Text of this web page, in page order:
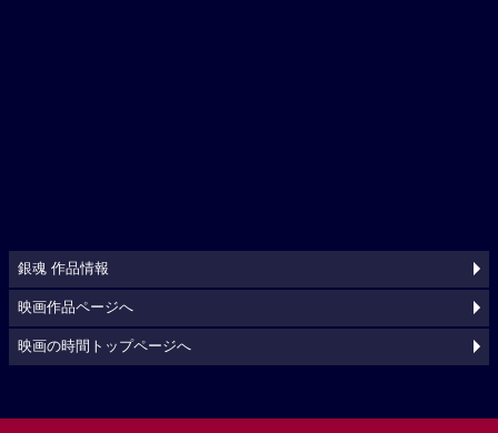
銀魂 作品情報
映画作品ページへ
映画の時間トップページへ